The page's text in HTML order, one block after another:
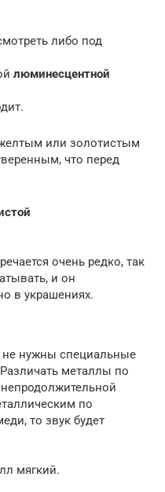
либо под
люминесцентной
или золотистым
что перед
очень редко, так
и он
в украшениях.
не нужны специальные
металлы по
по
то звук будет
мягкий.